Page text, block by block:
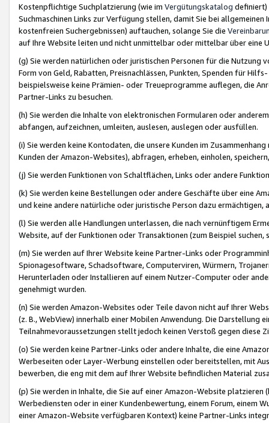
Kostenpflichtige Suchplatzierung (wie im Vergütungskatalog definiert)
Suchmaschinen Links zur Verfügung stellen, damit Sie bei
kostenfreien Suchergebnissen) auftauchen, solange Sie die
auf Ihre Website leiten und nicht unmittelbar oder mittelbar über eine
(g) Sie werden natürlichen oder juristischen Personen für die Nutzung
Form von Geld, Rabatten, Preisnachlässen, Punkten, Spenden für
beispielsweise keine Prämien- oder Treueprogramme auflegen, die
Partner-Links zu besuchen.
(h) Sie werden die Inhalte von elektronischen Formularen oder
abfangen, aufzeichnen, umleiten, auslesen, auslegen oder ausfüllen.
(i) Sie werden keine Kontodaten, die unsere Kunden im
Kunden der Amazon-Websites), abfragen, erheben, einholen,
(j) Sie werden Funktionen von Schaltflächen, Links oder andere
(k) Sie werden keine Bestellungen oder andere Geschäfte über eine
und keine andere natürliche oder juristische Person dazu
(l) Sie werden alle Handlungen unterlassen, die nach vernünftigem
Website, auf der Funktionen oder Transaktionen (zum Beispiel
(m) Sie werden auf Ihrer Website keine Partner-Links oder
Spionagesoftware, Schadsoftware, Computerviren, Würmern,
Herunterladen oder Installieren auf einem Nutzer-Computer oder
genehmigt wurden.
(n) Sie werden Amazon-Websites oder Teile davon nicht auf Ihrer
(z. B., WebView) innerhalb einer Mobilen Anwendung. Die Darstellung
Teilnahmevoraussetzungen stellt jedoch keinen Verstoß gegen diese
(o) Sie werden keine Partner-Links oder andere Inhalte, die eine
Werbeseiten oder Layer-Werbung einstellen oder bereitstellen, mit
bewerben, die eng mit dem auf Ihrer Website befindlichen Material
(p) Sie werden in Inhalte, die Sie auf einer Amazon-Website
Werbediensten oder in einer Kundenbewertung, einem Forum, einem
einer Amazon-Website verfügbaren Kontext) keine Partner-Links